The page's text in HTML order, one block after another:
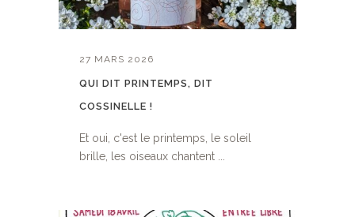
27 MARS 2026
QUI DIT PRINTEMPS, DIT
COSSINELLE !
Et oui, c'est le printemps, le soleil
brille, les oiseaux chantent ...